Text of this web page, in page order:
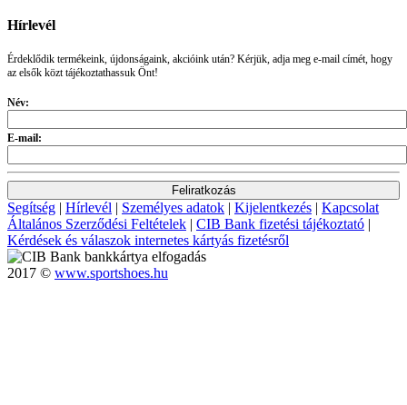
Hírlevél
Érdeklődik termékeink, újdonságaink, akcióink után? Kérjük, adja meg e-mail címét, hogy
az elsők közt tájékoztathassuk Önt!
Név:
E-mail:
Segítség Hírlevél Személyes adatok Kijelentkezés
Kapcsolat
Általános Szerződési Feltételek
CIB Bank fizetési tájékoztató
Kérdések és válaszok internetes kártyás fizetésről
2017 © www.sportshoes.hu